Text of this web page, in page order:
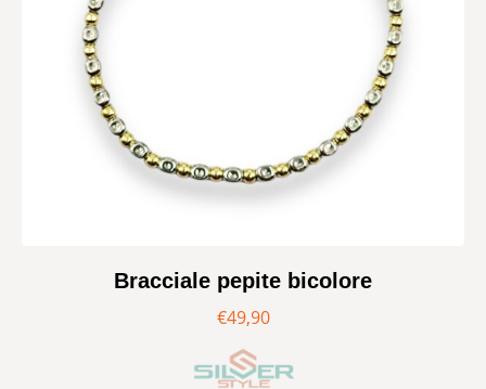
Bracciale pepite bicolore
€49,90